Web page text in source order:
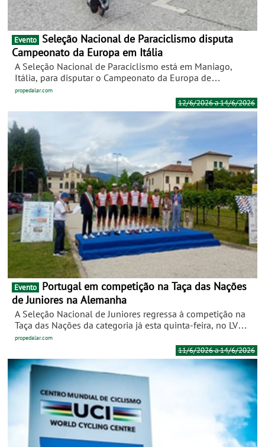
Evento
Campeonato da Europa em Itália
A Seleção Nacional de Paraciclismo está em Maniago,
Itália, para disputar o Campeonato da Europa de
Paraciclismo, que decorre entre os dias 12 e 14 de junho.
Esta será a quarta prova internacional da época e, uma vez
mais, assume particular importância na conquista de
pontos para o Ranking das Nações, determinante para a
qualificação dos Jogos Paralímpicos de Los Angeles 2028.
propedalar.com
12/6/2026 a 14/6/2026
Evento
de Juniores na Alemanha
A Seleção Nacional de Juniores regressa à competição na
Taça das Nações da categoria já esta quinta-feira, no LVM
Saarland Trofeo, que decorre na Alemanha até domingo. A
38.ª edição da prova germânica terá cinco etapas ao longo
de quatro dias, num total de quase 450 quilómetros. O
percurso inclui um pequeno contrarrelógio individual
plano, que contrasta com as quatro etapas em linha de
perfil ondulado.
propedalar.com
11/6/2026 a 14/6/2026